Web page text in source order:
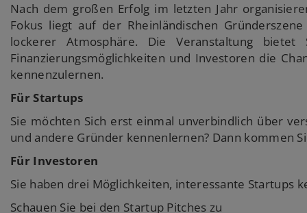
Nach dem großen Erfolg im letzten Jahr
Fokus liegt auf der Rheinländischen
lockerer Atmosphäre. Die Veranstaltung
Finanzierungsmöglichkeiten und Investoren die
kennenzulernen.
Für Startups
Sie möchten Sich erst einmal unverbindlich über
und andere Gründer kennenlernen? Dann kommen
Für Investoren
Sie haben drei Möglichkeiten, interessante Startups
Schauen Sie bei den Startup Pitches zu